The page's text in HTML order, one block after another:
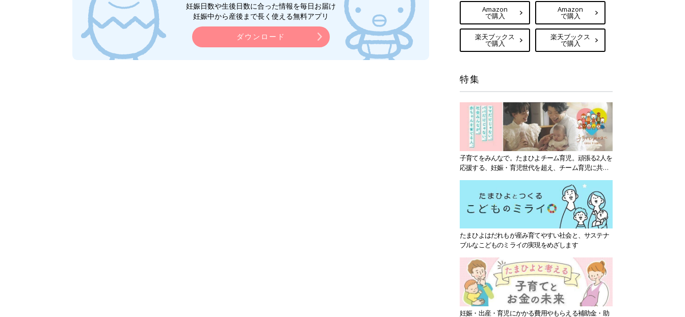
妊娠日数や生後日数に合った情報を毎日お届け
妊娠中から産後まで長く使える無料アプリ
ダウンロード
Amazon
で購入
楽天ブックス
で購入
Amazon
で購入
楽天ブックス
で購入
特集
子育てをみんなで。たまひよチーム育児。頑張る2人を
応援する、妊娠・育児世代を超え、チーム育児に共感
たまひよはだれもが産み育てやすい社会と、サステナ
ブルなこどものミライの実現をめざします
妊娠・出産・育児にかかる費用やもらえる補助金・助